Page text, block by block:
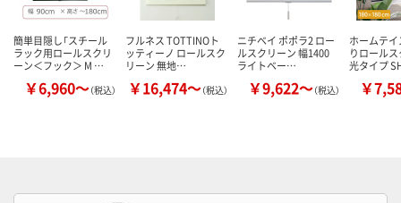
簡単目隠し「スチール
ラック用ロールスクリ
ーン＜フック＞ M …
￥6,960～（税込）
フルネス TOTTINOト
ッティーノ ロールスク
リーン 無地…
￥16,474～（税込）
ニチベイ ポポラ2 ロー
ルスクリーン 幅1400
ライトベー…
￥9,622～（税込）
ホームテ
りロール
光タイプ
￥